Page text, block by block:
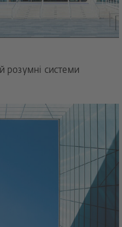
розумні системи